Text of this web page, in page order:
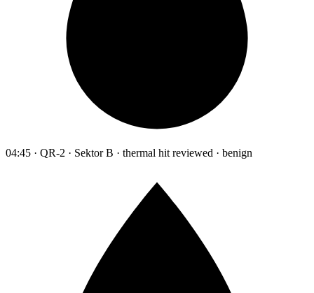
04:45 · QR-2 · Sektor B · thermal hit reviewed · benign